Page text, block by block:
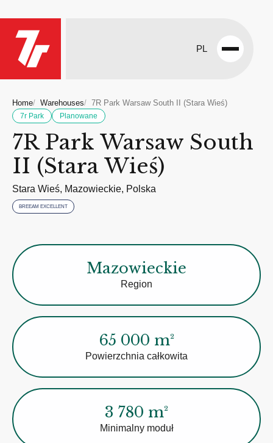
PL
Open
Home Warehouses 7R Park Warsaw South II (Stara Wieś)
7r Park Planowane
7R Park Warsaw South
II (Stara Wieś)
Stara Wieś, Mazowieckie, Polska
BREEAM EXCELLENT
Mazowieckie
Region
65 000 m²
Powierzchnia całkowita
3 780 m²
Minimalny moduł